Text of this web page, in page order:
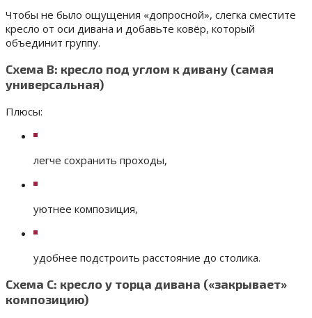
Чтобы не было ощущения «допросной», слегка сместите
кресло от оси дивана и добавьте ковёр, который
объединит группу.
Схема B: кресло под углом к дивану (самая
универсальная)
Плюсы:
легче сохранить проходы,
уютнее композиция,
удобнее подстроить расстояние до столика.
Схема C: кресло у торца дивана («закрывает»
композицию)